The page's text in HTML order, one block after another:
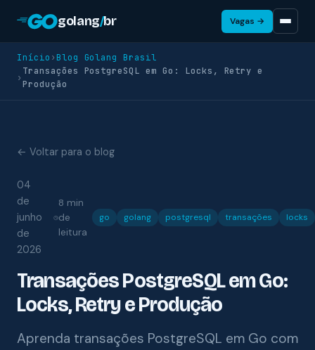
golang/br Vagas →
Início › Blog Golang Brasil
›
Transações PostgreSQL em Go: Locks, Retry e
Produção
← Voltar para o blog
04
de
junho
de
2026
8 min
de
leitura
go golang postgresql transações locks
Transações PostgreSQL em Go:
Locks, Retry e Produção
Aprenda transações PostgreSQL em Go com